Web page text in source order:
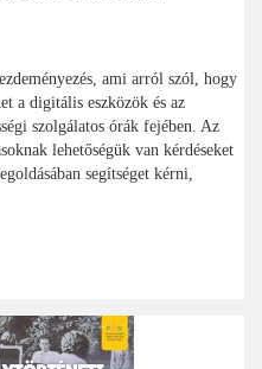
ami arról szól, hogy
a digitális eszközök és az
szolgálatos órák fejében. Az
lehetőségük van kérdéseket
segítséget kérni,